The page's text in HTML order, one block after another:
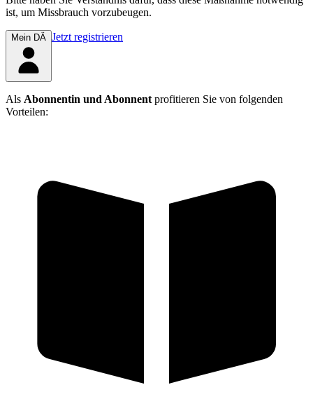
ist, um Missbrauch vorzubeugen.
Mein DÄ Jetzt registrieren
Als Abonnentin und Abonnentprofitieren Sie von folgenden
Vorteilen: